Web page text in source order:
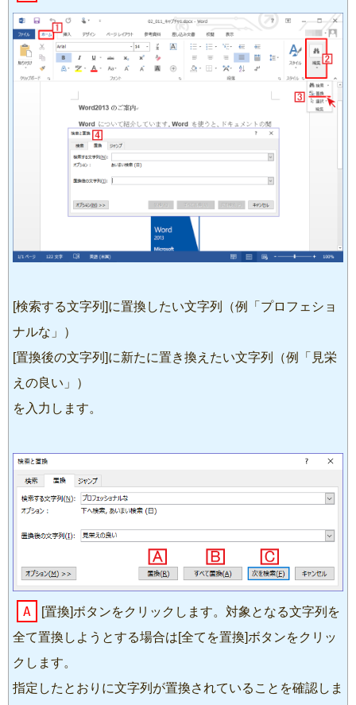
[検索する文字列]に置換したい文字列（例「プロフェショ
ナルな」）
[置換後の文字列]に新たに置き換えたい文字列（例「見栄
えの良い」）
を入力します。
A
[置換]ボタンをクリックします。対象となる文字列を
全て置換しようとする場合は[全てを置換]ボタンをクリッ
クします。
指定したとおりに文字列が置換されていることを確認しま